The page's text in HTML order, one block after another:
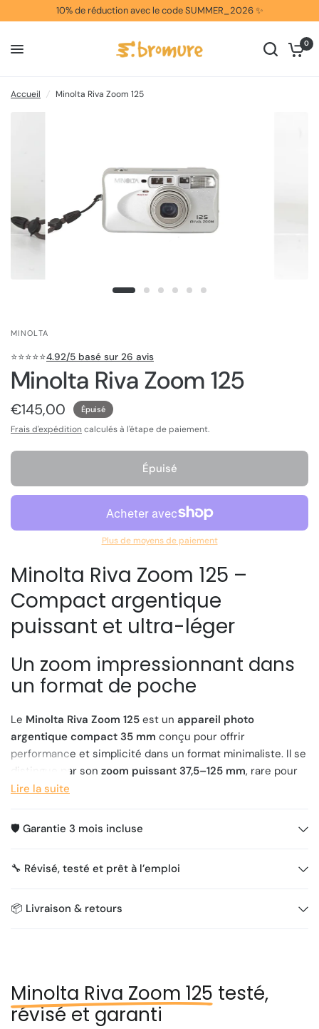
10% de réduction avec le code SUMMER_2026 ✨
0
Accueil / Minolta Riva Zoom 125
MINOLTA
⭐️⭐️⭐️⭐️⭐️4.92/5 basé sur 26 avis
Minolta Riva Zoom 125
€145,00 Épuisé
Frais d'expédition calculés à l'étape de paiement.
Épuisé
Plus de moyens de paiement
Minolta Riva Zoom 125 –
Compact argentique
puissant et ultra-léger
Un zoom impressionnant dans
un format de poche
Le Minolta Riva Zoom 125 est unappareil photo
argentique compact 35 mm conçu pour offrir
performance et simplicité dans un format minimaliste. Il se
distingue par sonzoom puissant 37,5–125 mm, rare pour
un appareil aussi petit, et par sa
poche ou un sac.
propose unmode automatique complet
retardateur ,réduction des yeux rouges
⚙️ Caractéristiques
techniques
Lire la suite
🛡️ Garantie 3 mois incluse
🔧 Révisé, testé et prêt à l’emploi
📦 Livraison & retours
Minolta Riva Zoom 125 testé,
révisé et garanti